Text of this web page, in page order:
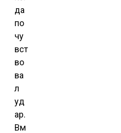
да
по
чу
вст
во
ва
л
уд
ар.
Вм